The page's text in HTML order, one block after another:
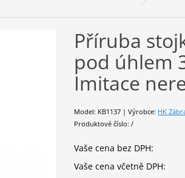
Příruba
pod úhlem
Imitace
Model: KB1137 | Výrobce: HK
Produktové číslo: /
Vaše cena bez DPH:
Vaše cena včetně DPH: